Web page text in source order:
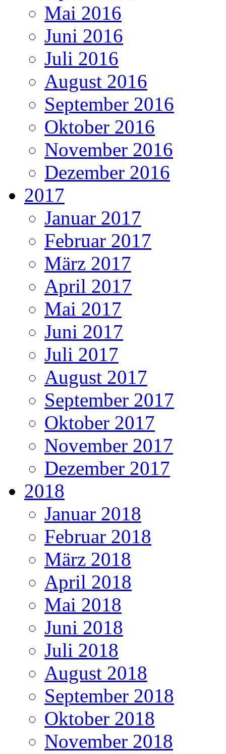
Mai 2016
Juni 2016
Juli 2016
August 2016
September 2016
Oktober 2016
November 2016
Dezember 2016
2017
Januar 2017
Februar 2017
März 2017
April 2017
Mai 2017
Juni 2017
Juli 2017
August 2017
September 2017
Oktober 2017
November 2017
Dezember 2017
2018
Januar 2018
Februar 2018
März 2018
April 2018
Mai 2018
Juni 2018
Juli 2018
August 2018
September 2018
Oktober 2018
November 2018